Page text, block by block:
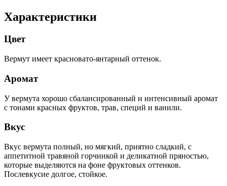
Характеристики
Цвет
Вермут имеет красновато-янтарный оттенок.
Аромат
У вермута хорошо сбалансированный и интенсивный аромат
с тонами красных фруктов, трав, специй и ванили.
Вкус
Вкус вермута полный, но мягкий, приятно сладкий, с
аппетитной травяной горчинкой и деликатной пряностью,
которые выделяются на фоне фруктовых оттенков.
Послевкусие долгое, стойкое.